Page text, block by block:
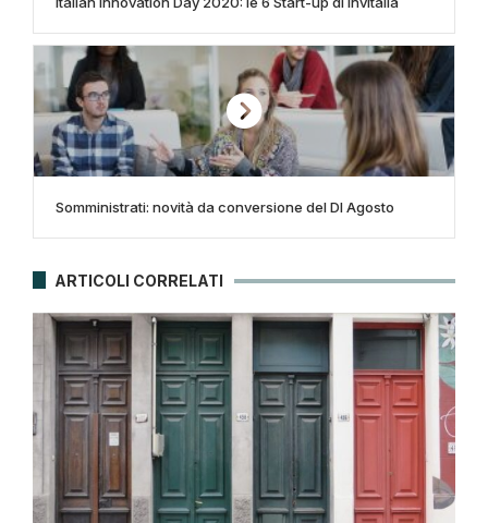
Somministrati: novità da conversione del Dl Agosto
ARTICOLI CORRELATI